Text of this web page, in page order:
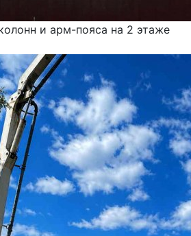
и арм-пояса на 2 этаже